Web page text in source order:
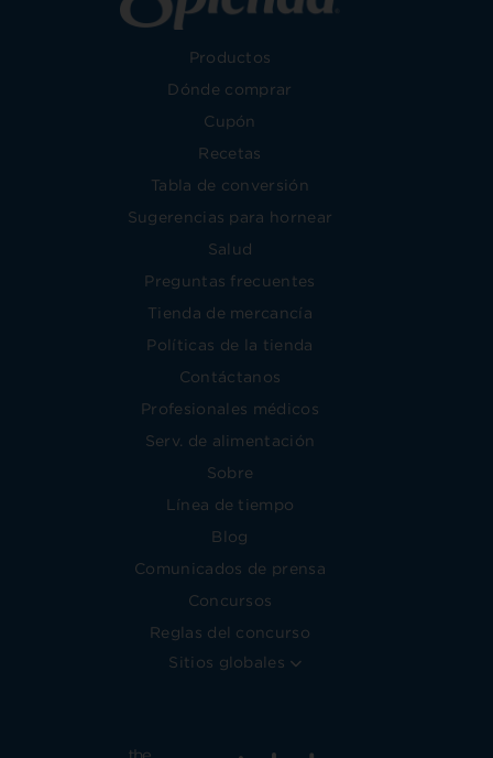
Productos
Dónde comprar
Cupón
Recetas
Tabla de conversión
Sugerencias para hornear
Salud
Preguntas frecuentes
Tienda de mercancía
Políticas de la tienda
Contáctanos
Profesionales médicos
Serv. de alimentación
Sobre
Línea de tiempo
Blog
Comunicados de prensa
Concursos
Reglas del concurso
Sitios globales